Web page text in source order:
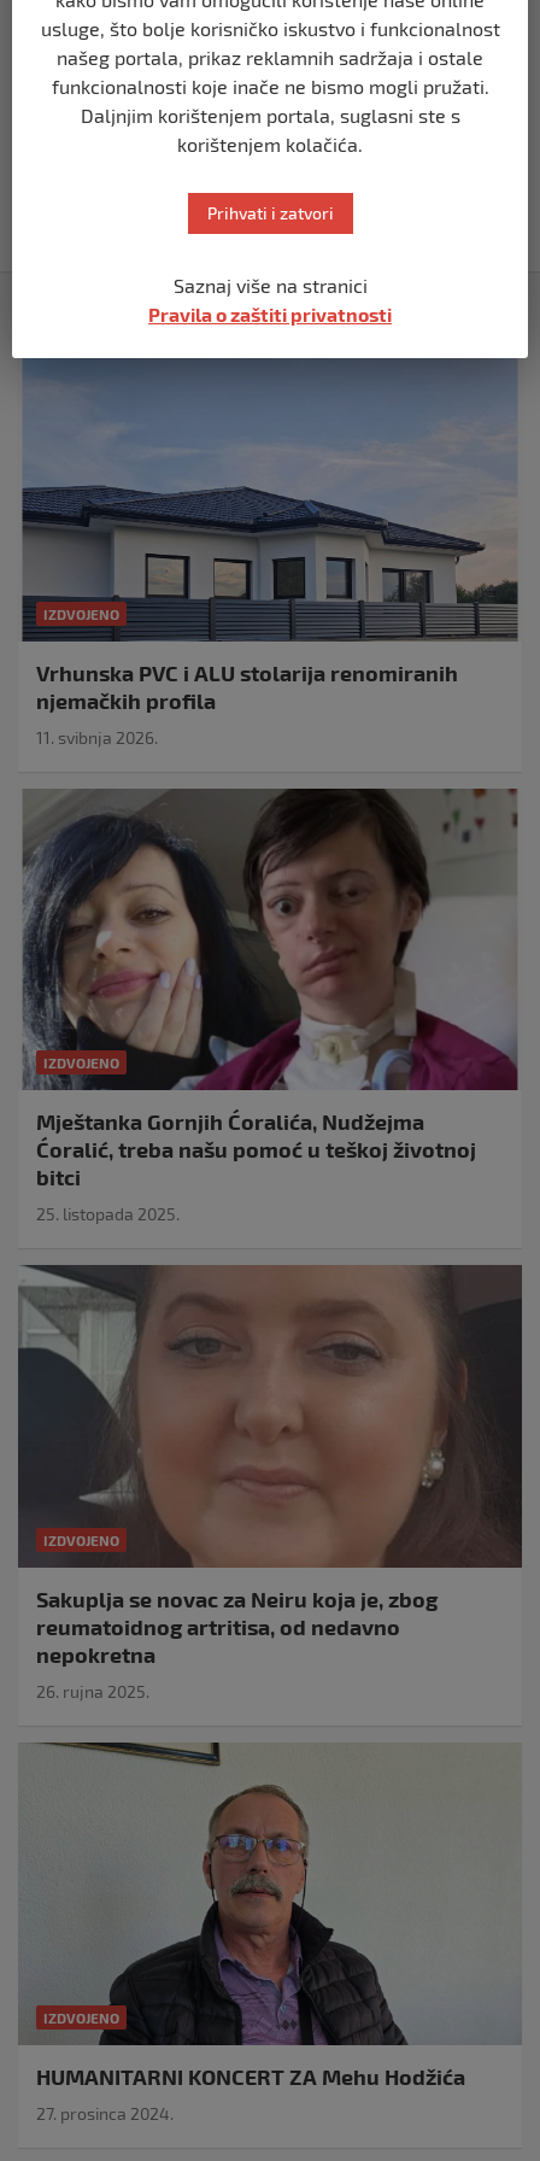
Zapadu
prije 11 mjeseci
SVIJET
Papa Lav XIV izjavio da je situacija vrlo
prije 11 mjeseci
IZDVOJENO
Vrhunska PVC i ALU stolarija renomiranih
njemačkih profila
11. svibnja 2026.
IZDVOJENO
Mještanka Gornjih Ćoralića, Nudžejma
Ćoralić, treba našu pomoć u teškoj životnoj
bitci
25. listopada 2025.
IZDVOJENO
Sakuplja se novac za Neiru koja je, zbog
reumatoidnog artritisa, od nedavno
nepokretna
26. rujna 2025.
IZDVOJENO
HUMANITARNI KONCERT ZA Mehu Hodžića
27. prosinca 2024.
usluge, što bolje korisničko iskustvo i funkcionalnost
našeg portala, prikaz reklamnih sadržaja i ostale
funkcionalnosti koje inače ne bismo mogli pružati.
Daljnjim korištenjem portala, suglasni ste s
korištenjem kolačića.
Prihvati i zatvori
Saznaj više na stranici
Pravila o zaštiti privatnosti